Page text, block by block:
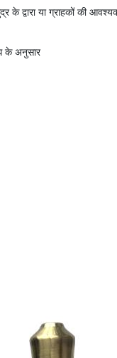
के द्वारा या ग्राहकों की
के अनुसार